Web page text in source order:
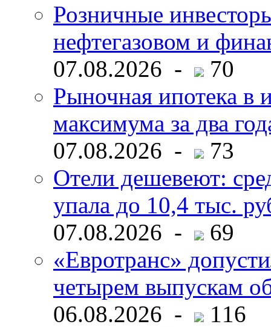
Розничные
нефтегазовом и
07.08.2026 -
70
Рыночная ипотека в
максимума за два
07.08.2026 -
73
Отели дешевеют:
упала до 10,4 тыс.
07.08.2026 -
69
«Евротранс»
четырем выпускам
06.08.2026 -
116